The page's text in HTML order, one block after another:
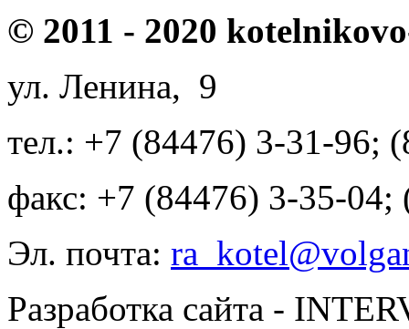
© 2011 - 2020
ул. Ленина, 9
тел.: +7 (84476) 3-31-96;
факс: +7 (84476) 3-35-04;
Эл. почта:
Разработка сайта -